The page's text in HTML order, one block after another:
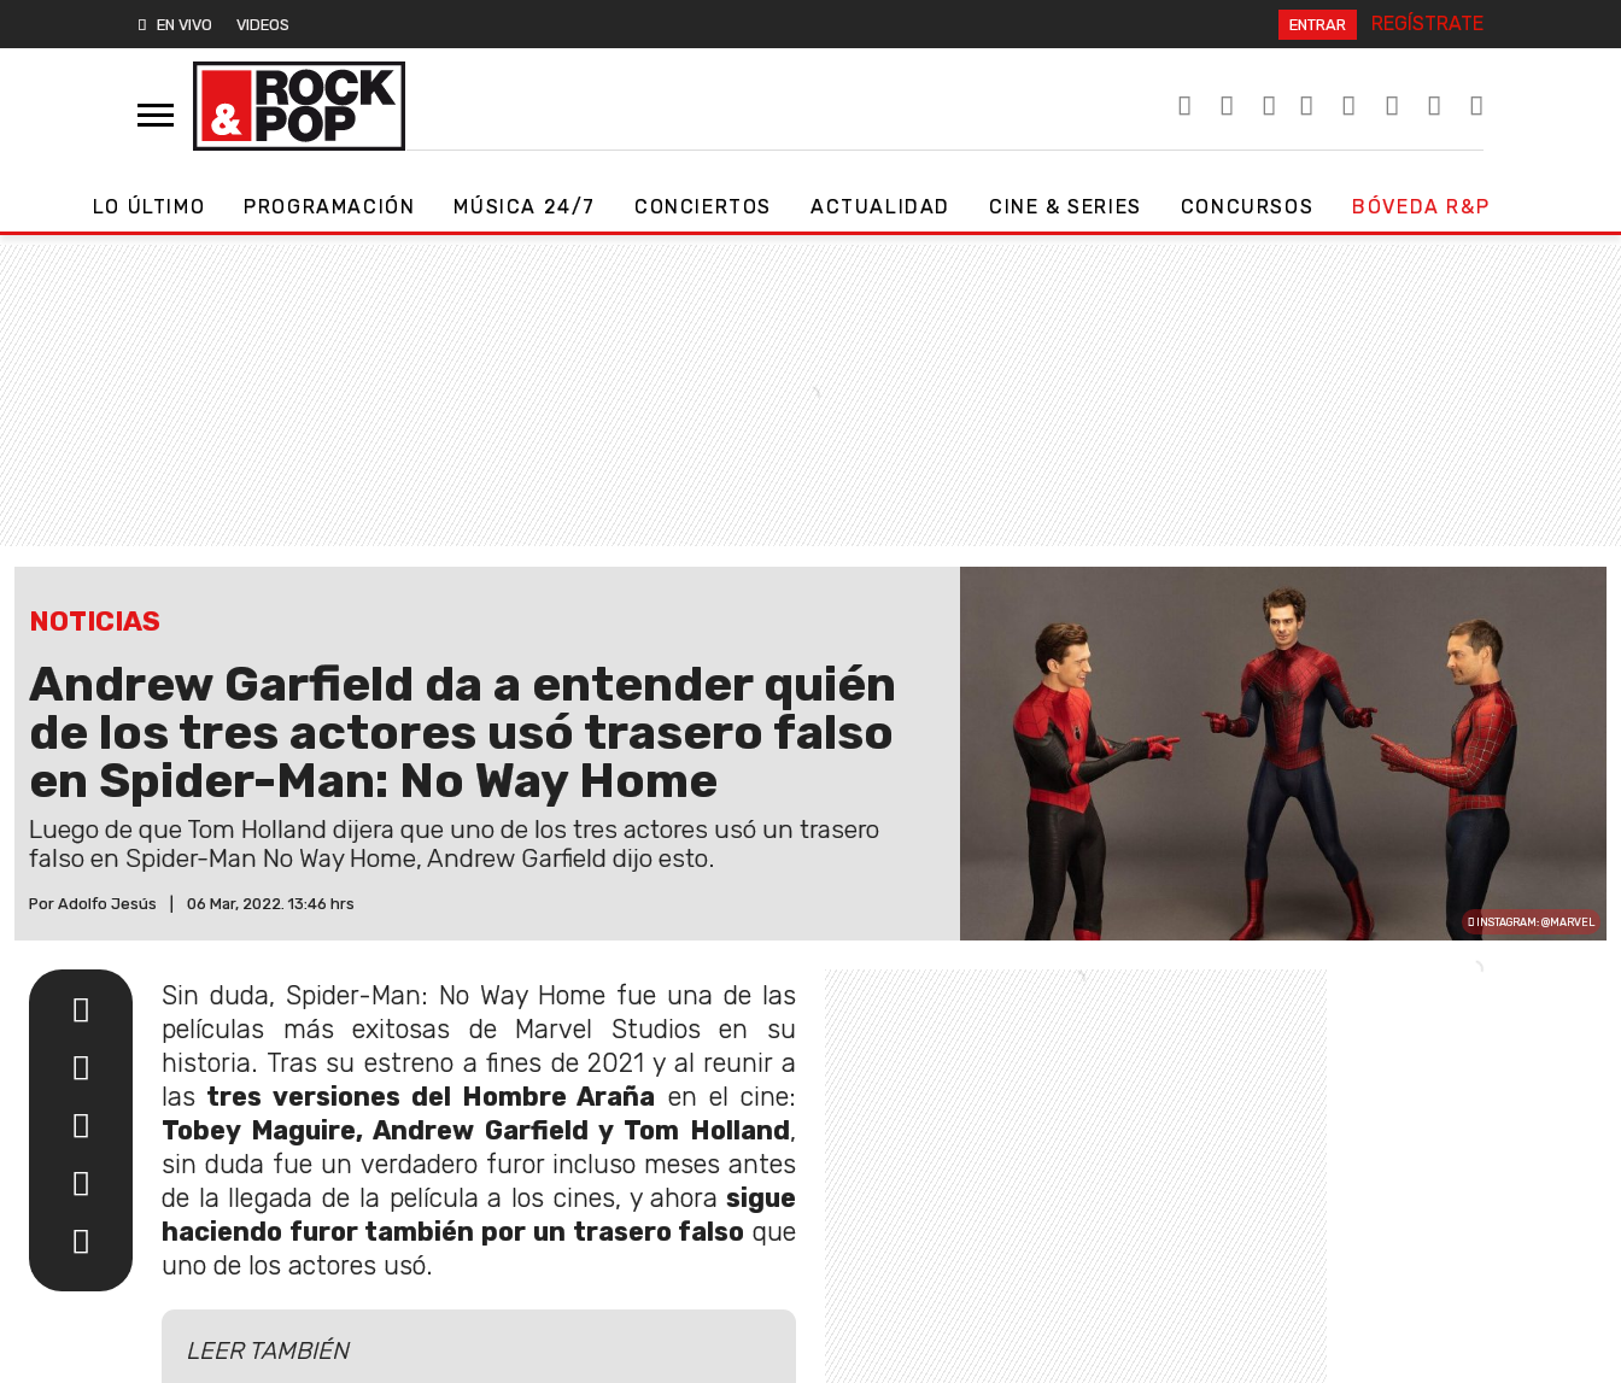
EN VIVO VIDEOS ENTRAR REGÍSTRATE
LO ÚLTIMO PROGRAMACIÓN MÚSICA 24/7 CONCIERTOS ACTUALIDAD CINE & SERIES CONCURSOS BÓVEDA R&P
NOTICIAS
Andrew Garfield da a entender quién
de los tres actores usó trasero falso
en Spider-Man: No Way Home
Luego de que Tom Holland dijera que uno de los tres actores usó un trasero
falso en Spider-Man No Way Home, Andrew Garfield dijo esto.
Por Adolfo Jesús 06 Mar, 2022. 13:46 hrs
INSTAGRAM: @MARVEL
Sin duda, Spider-Man: No Way Home fue una de las
películas más exitosas de Marvel Studios en su
historia. Tras su estreno a fines de 2021 y al reunir a
las tres versiones del Hombre Araña en el cine:
Tobey Maguire, Andrew Garfield y Tom Holland,
sin duda fue un verdadero furor incluso meses antes
de la llegada de la película a los cines, y ahora sigue
haciendo furor también por un trasero falso que
uno de los actores usó.
LEER TAMBIÉN